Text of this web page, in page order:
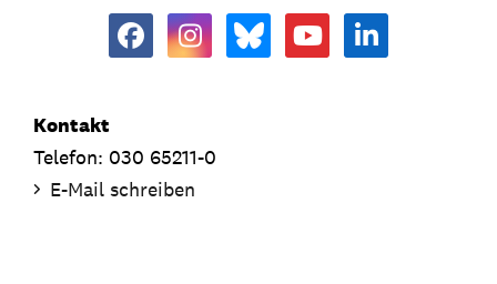
Kontakt
Telefon: 030 65211-0
E-Mail schreiben